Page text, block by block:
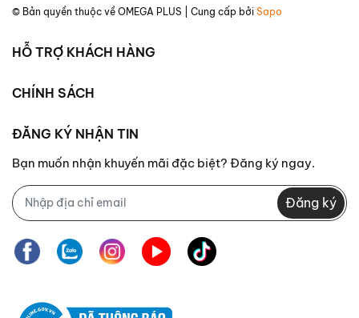
© Bản quyền thuộc về OMEGA PLUS | Cung cấp bởi Sapo
HỖ TRỢ KHÁCH HÀNG
CHÍNH SÁCH
ĐĂNG KÝ NHẬN TIN
Bạn muốn nhận khuyến mãi đặc biệt? Đăng ký ngay.
Đăng ký